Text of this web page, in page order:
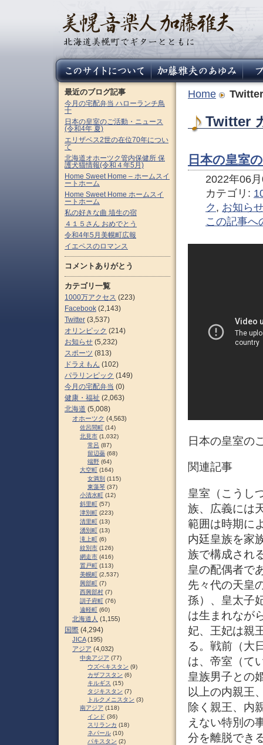
Home Twitter
Twitter
日本の皇室
2022年06
カテゴリ:
ク , お知ら
この記事へ
日本の皇室の
関連記事
皇室（こうし
族、広義には
範囲は時期に
内廷皇族を家
族で構成され
皇の配偶者で
先々代の天皇
孫）、皇太子
は生まれなが
妃、王妃は親
る。戦前（大
は、帝室（て
皇族男子との
以上の内親王
除く親王、内
えない特別の
分を離脱でき
最近のブログ記事
今月の宅配弁当 ハローランチ鳥
十
日本の皇室のご活動・ニュース
(令和4年 夏)
エリザベス2世の在位70年につい
て
北海道オホーツク管内保健所 保
護犬猫情報(令和４年5月)
Home Sweet Home – ホームスイ
ートホーム
Home Sweet Home ホームスイ
ートホーム
私の好きな曲 埴生の宿
４１５さん おめでとう
令和4年5月美幌町広報
イエペスのロマンス
コメントありがとう
カテゴリ一覧
1000万アクセス (223)
Facebook (2,143)
Twitter (3,537)
オリンピック (214)
お知らせ (5,232)
スポーツ (813)
ドラえもん (102)
パラリンピック (149)
今月の宅配弁当 (0)
健康・福祉 (2,063)
北海道 (5,008)
オホーツク (4,563)
佐呂間町 (14)
北見市 (1,032)
常呂 (87)
留辺蘂 (68)
端野 (64)
大空町 (164)
女満別 (115)
東藻琴 (37)
小清水町 (12)
斜里町 (57)
津別町 (223)
清里町 (13)
湧別町 (13)
滝上町 (6)
紋別市 (126)
網走市 (416)
置戸町 (113)
美幌町 (2,537)
興部町 (7)
西興部村 (7)
訓子府町 (76)
遠軽町 (60)
北海道人 (1,155)
国際 (4,294)
JICA(195)
アジア (4,032)
中央アジア (77)
ウズベキスタン (9)
カザフスタン (6)
キルギス (15)
タジキスタン (7)
トルクメニスタン (3)
南アジア (118)
インド (36)
スリランカ (18)
ネパール (10)
パキスタン (2)